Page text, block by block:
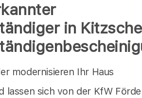
in
modernisieren Ihr Haus
lassen sich von der KfW